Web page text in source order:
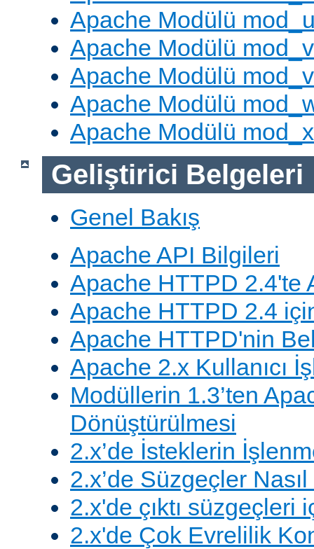
Apache Modülü
Apache Modülü
Apache Modülü
Apache Modülü
Apache Modülü
Geliştirici Belgeleri
Genel Bakış
Apache API Bilgileri
Apache HTTPD 2.4'te
Apache HTTPD 2.4
Apache HTTPD'nin
Apache 2.x Kullanıcı
Modüllerin 1.3’ten
Dönüştürülmesi
2.x’de İsteklerin
2.x’de Süzgeçler Nasıl
2.x'de çıktı süzgeçleri
2.x'de Çok Evrelilik